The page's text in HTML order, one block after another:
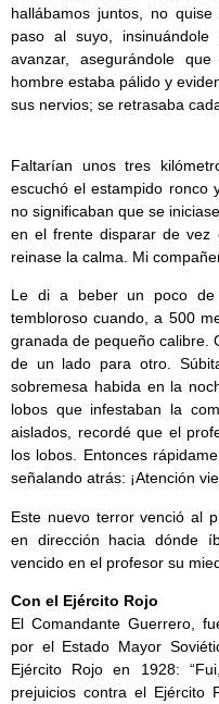
hallábamos juntos, no
paso al suyo,
avanzar, asegurándole
hombre estaba pálido y
sus nervios; se retrasaba
Faltarían unos tres
escuchó el estampido ronco
no significaban que se
en el frente disparar de vez
reinase la calma. Mi
Le di a beber un poco de
tembloroso cuando, a 500
granada de pequeño calibre.
de un lado para otro.
sobremesa habida en la
lobos que infestaban la
aislados, recordé que el
los lobos. Entonces
señalando atrás: ¡Atención
Este nuevo terror venció al
en dirección hacia dónde
vencido en el profesor su
Con el Ejército Rojo
El Comandante Guerrero,
por el Estado Mayor
Ejército Rojo en 1928:
prejuicios contra el Ejército